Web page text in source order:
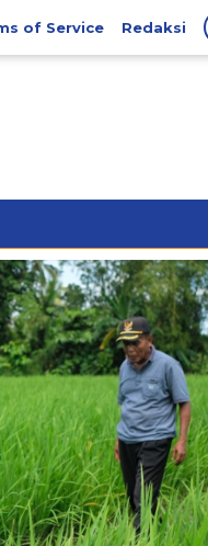
of Service Redaksi